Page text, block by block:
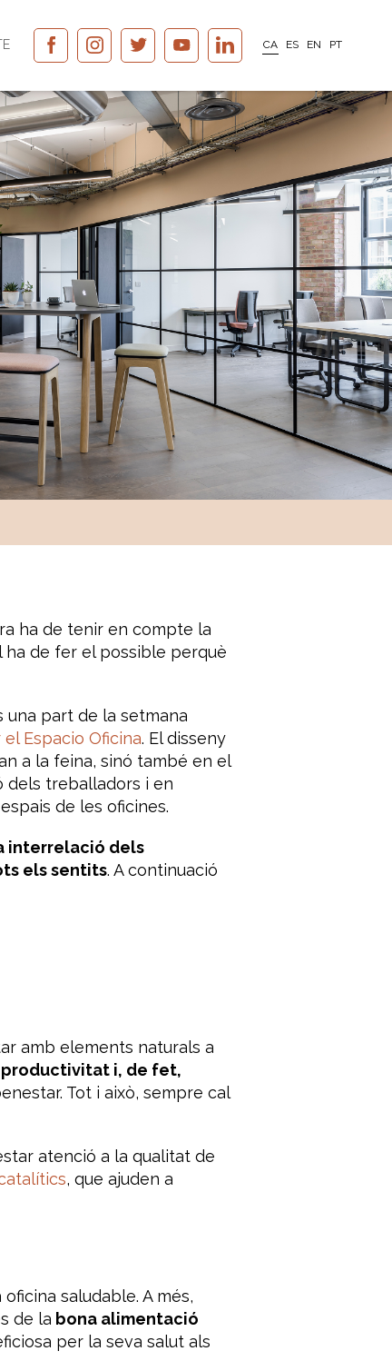
CA ES EN PT
ha de tenir en compte la
ha de fer el possible perquè
part de la setmana
Espacio Oficina. El disseny
a la feina, sinó també en el
dels treballadors i en
de les oficines.
interrelació dels
els sentits. A continuació
amb elements naturals a
i, de fet,
Tot i això, sempre cal
atenció a la qualitat de
, que ajuden a
saludable. A més,
de la bona alimentació
per la seva salut als